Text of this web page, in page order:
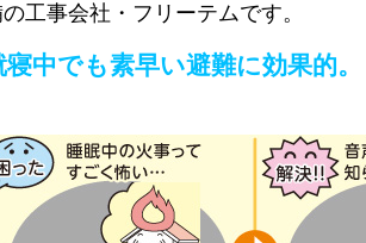
工事会社・フリーテムです。
寝中でも素早い避難に効果的。